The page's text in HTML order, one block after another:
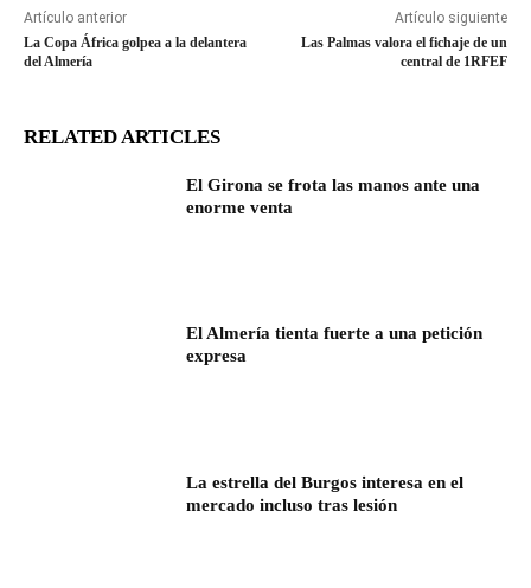
Artículo anterior
La Copa África golpea a la delantera
del Almería
Artículo siguiente
Las Palmas valora el fichaje de un
central de 1RFEF
RELATED ARTICLES
El Girona se frota las manos ante una
enorme venta
El Almería tienta fuerte a una petición
expresa
La estrella del Burgos interesa en el
mercado incluso tras lesión